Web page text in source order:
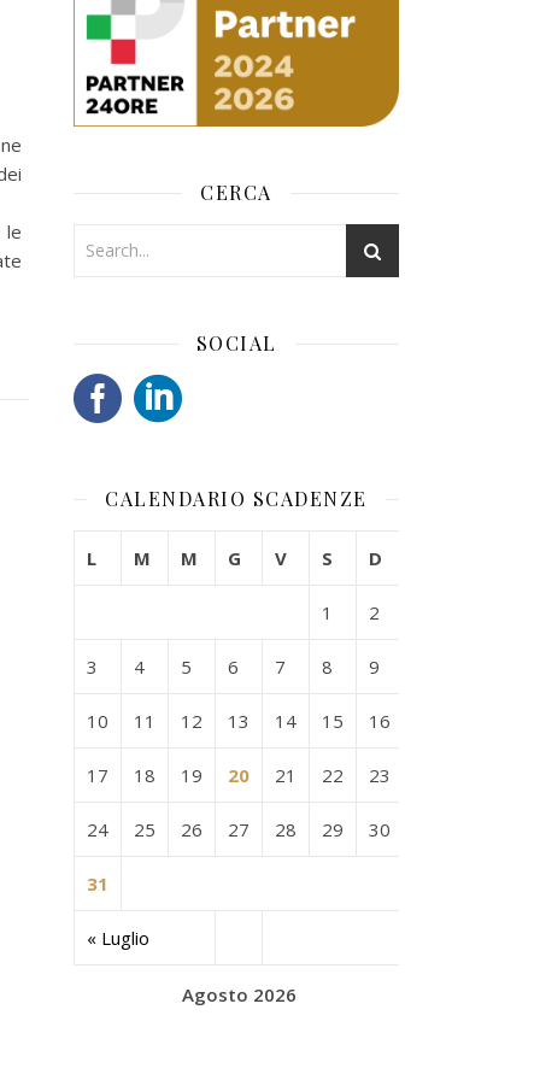
le
CERCA
SOCIAL
CALENDARIO SCADENZE
Agosto 2026
L M M G V S D
« Luglio
1 2
3 4 5 6 7 8 9
10 11 12 13 14 15 16
17 18 19 20 21 22 23
24 25 26 27 28 29 30
31